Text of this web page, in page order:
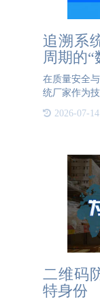
追溯系
周期的“
在质量安全
统厂家作为
品从原料到
2026-07-
二维码
特身份